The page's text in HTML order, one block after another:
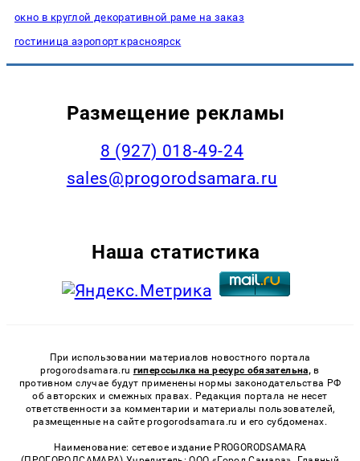
окно в круглой декоративной раме на заказ
гостиница аэропорт красноярск
Размещение рекламы
8 (927) 018-49-24
sales@progorodsamara.ru
Наша статистика
При использовании материалов новостного портала
progorodsamara.ru гиперссылка на ресурс обязательна, в
противном случае будут применены нормы законодательства РФ
об авторских и смежных правах. Редакция портала не несет
ответственности за комментарии и материалы пользователей,
размещенные на сайте progorodsamara.ru и его субдоменах.
Наименование: сетевое издание PROGORODSAMARA